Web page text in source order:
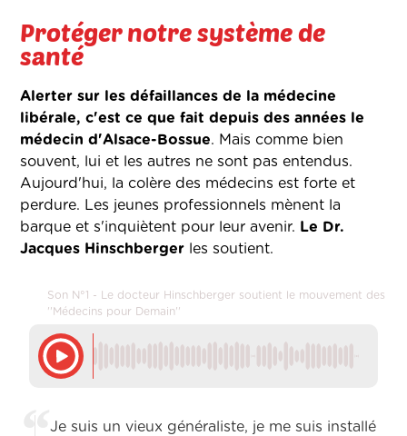
Protéger notre système de
santé
Alerter sur les défaillances de la médecine
libérale, c'est ce que fait depuis des années le
médecin d'Alsace-Bossue. Mais comme bien
souvent, lui et les autres ne sont pas entendus.
Aujourd'hui, la colère des médecins est forte et
perdure. Les jeunes professionnels mènent la
barque et s'inquiètent pour leur avenir. Le Dr.
Jacques Hinschberger les soutient.
Son N°1 - Le docteur Hinschberger soutient le mouvement des
''Médecins pour Demain''
Je suis un vieux généraliste, je me suis installé